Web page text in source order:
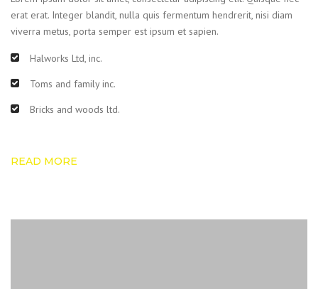
erat erat. Integer blandit, nulla quis fermentum hendrerit, nisi diam
viverra metus, porta semper est ipsum et sapien.
Halworks Ltd, inc.
Toms and family inc.
Bricks and woods ltd.
READ MORE